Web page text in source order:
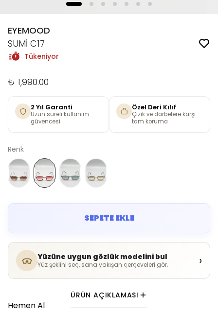
EYEMOOD
SUMİ C17
Tükeniyor
₺ 1,990.00
2 Yıl Garanti
Uzun süreli kullanım
güvencesi
Özel Deri Kılıf
Çizik ve darbelere karşı
tam koruma
Renk
SEPETE EKLE
Yüzüne uygun gözlük modelini bul
Yüz şeklini seç, sana yakışan çerçeveleri gör. ›
Hemen Al
ÜRÜN AÇIKLAMASI